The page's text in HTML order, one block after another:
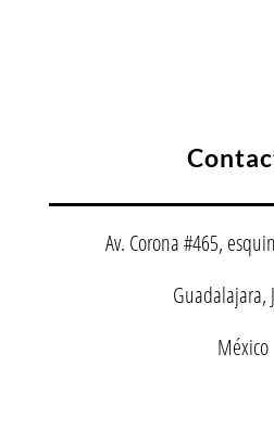
Av. Corona #465,
Guadalajara,
México